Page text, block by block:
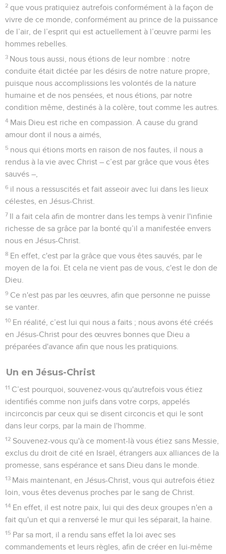
2 que vous pratiquiez autrefois conformément à la façon de
vivre de ce monde, conformément au prince de la puissance
de l’air, de l’esprit qui est actuellement à l’œuvre parmi les
hommes rebelles.
3 Nous tous aussi, nous étions de leur nombre : notre
conduite était dictée par les désirs de notre nature propre,
puisque nous accomplissions les volontés de la nature
humaine et de nos pensées, et nous étions, par notre
condition même, destinés à la colère, tout comme les autres.
4 Mais Dieu est riche en compassion. A cause du grand
amour dont il nous a aimés,
5 nous qui étions morts en raison de nos fautes, il nous a
rendus à la vie avec Christ – c’est par grâce que vous êtes
sauvés –,
6 il nous a ressuscités et fait asseoir avec lui dans les lieux
célestes, en Jésus-Christ.
7 Il a fait cela afin de montrer dans les temps à venir l'infinie
richesse de sa grâce par la bonté qu’il a manifestée envers
nous en Jésus-Christ.
8 En effet, c'est par la grâce que vous êtes sauvés, par le
moyen de la foi. Et cela ne vient pas de vous, c'est le don de
Dieu.
9 Ce n'est pas par les œuvres, afin que personne ne puisse
se vanter.
10 En réalité, c’est lui qui nous a faits ; nous avons été créés
en Jésus-Christ pour des œuvres bonnes que Dieu a
préparées d'avance afin que nous les pratiquions.
Un en Jésus-Christ
11 C’est pourquoi, souvenez-vous qu'autrefois vous étiez
identifiés comme non juifs dans votre corps, appelés
incirconcis par ceux qui se disent circoncis et qui le sont
dans leur corps, par la main de l'homme.
12 Souvenez-vous qu'à ce moment-là vous étiez sans Messie,
exclus du droit de cité en Israël, étrangers aux alliances de la
promesse, sans espérance et sans Dieu dans le monde.
13 Mais maintenant, en Jésus-Christ, vous qui autrefois étiez
loin, vous êtes devenus proches par le sang de Christ.
14 En effet, il est notre paix, lui qui des deux groupes n'en a
fait qu'un et qui a renversé le mur qui les séparait, la haine.
15 Par sa mort, il a rendu sans effet la loi avec ses
commandements et leurs règles, afin de créer en lui-même